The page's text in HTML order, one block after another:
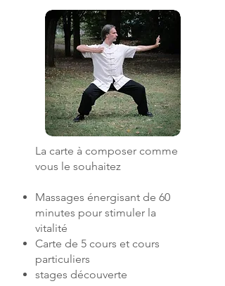
La carte à composer comme
vous le souhaitez
Massages énergisant de 60
minutes pour stimuler la
vitalité
Carte de 5 cours et cours
particuliers
stages découverte